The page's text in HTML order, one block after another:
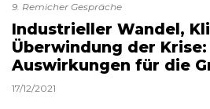
9. Remicher Gespräche
Industrieller Wandel,
Überwindung der
Auswirkungen für die
17/12/2021